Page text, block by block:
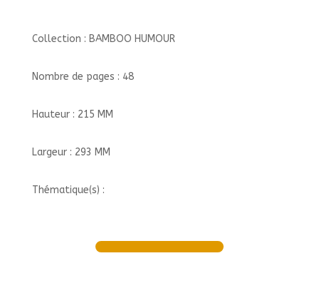
Collection : BAMBOO HUMOUR
Nombre de pages : 48
Hauteur : 215 MM
Largeur : 293 MM
Thématique(s) :